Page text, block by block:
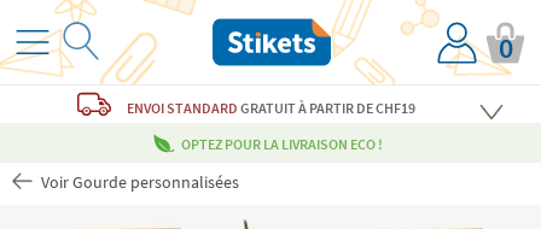
0
ENVOI STANDARD GRATUITÀ PARTIR DE CHF19
OPTEZ POUR LA LIVRAISON ECO !
Voir Gourde personnalisées